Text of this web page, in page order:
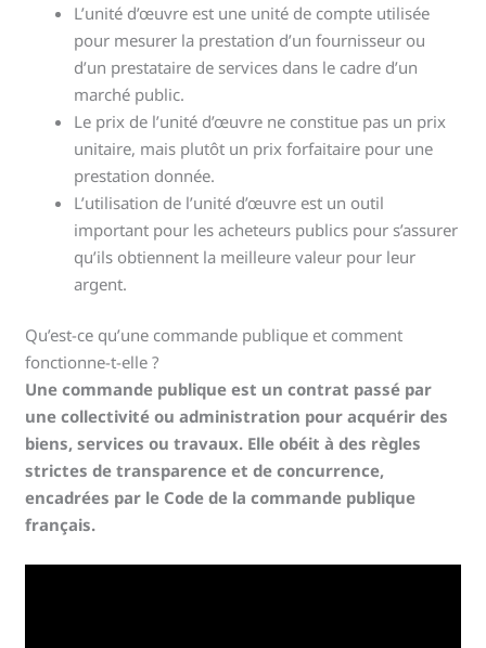
L’unité d’œuvre est une unité de compte utilisée
pour mesurer la prestation d’un fournisseur ou
d’un prestataire de services dans le cadre d’un
marché public.
Le prix de l’unité d’œuvre ne constitue pas un prix
unitaire, mais plutôt un prix forfaitaire pour une
prestation donnée.
L’utilisation de l’unité d’œuvre est un outil
important pour les acheteurs publics pour s’assurer
qu’ils obtiennent la meilleure valeur pour leur
argent.
Qu’est-ce qu’une commande publique et comment
fonctionne-t-elle ?
Une commande publique est un contrat passé par
une collectivité ou administration pour acquérir des
biens, services ou travaux. Elle obéit à des règles
strictes de transparence et de concurrence,
encadrées par le Code de la commande publique
français.